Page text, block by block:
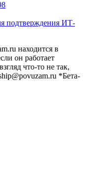
ИТ-
находится в
он работает
что-то не так,
*Бета-